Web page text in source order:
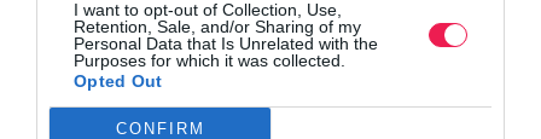
I want to opt-out of Collection, Use,
Retention, Sale, and/or Sharing of my
Personal Data that Is Unrelated with the
Purposes for which it was collected.
Opted Out
CONFIRM